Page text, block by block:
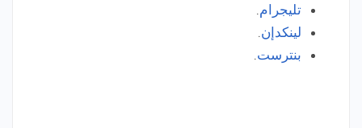
تليجرام.
لينكدإن.
بنترست.